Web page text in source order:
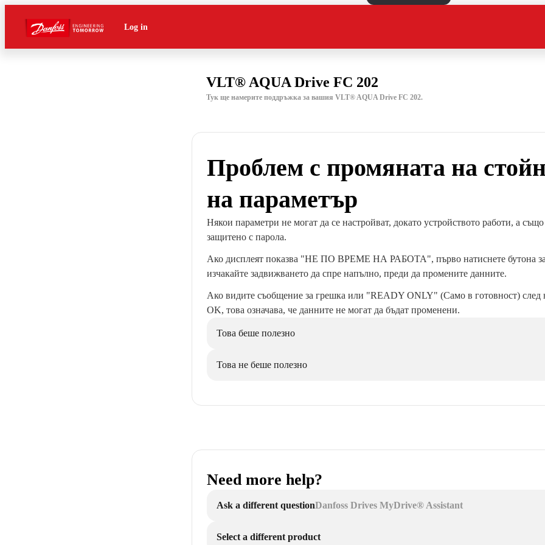
Log in
VLT® AQUA Drive FC 202
Тук ще намерите поддръжка за вашия VLT® AQUA Drive FC 202.
Проблем с промяната на
на параметър
Някои параметри не могат да се настройват, докато устройството работи, а
защитено с парола.
Ако дисплеят показва "НЕ ПО ВРЕМЕ НА РАБОТА", първо натиснете бутона
изчакайте задвижването да спре напълно, преди да промените данните.
Ако видите съобщение за грешка или "READY ONLY" (Само в готовност) след
OK, това означава, че данните не могат да бъдат променени.
Това беше полезно
Това не беше полезно
Need more help?
Ask a different questionDanfoss Drives MyDrive® Assistant
Select a different product